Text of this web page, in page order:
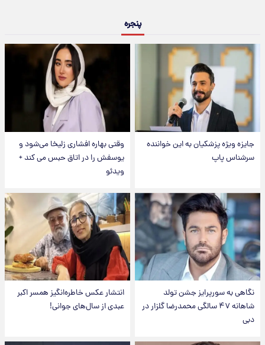
پنجره
جایزه ویژه پزشکیان به این خواننده
سرشناس پاپ
وقتی بهاره افشاری زلیخا می‌شود و
یوسفش را در اتاق حبس می کند +
ویدئو
نگاهی به سورپرایز جشن تولد
شاهانه ۴۷ سالگی محمدرضا گلزار در
دبی
انتشار عکس خاطره‌انگیز همسر اکبر
عبدی از سال‌های جوانی!